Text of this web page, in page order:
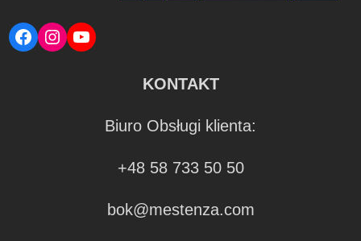
Facebook
Instagram
YouTube
KONTAKT
Biuro Obsługi klienta:
+48 58 733 50 50
bok@mestenza.com